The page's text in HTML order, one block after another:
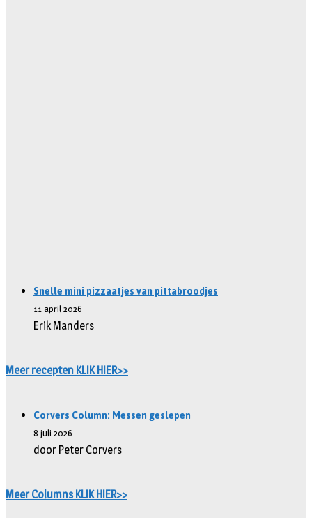
Snelle mini pizzaatjes van pittabroodjes
11 april 2026
Erik Manders
Meer recepten KLIK HIER>>
Corvers Column: Messen geslepen
8 juli 2026
door Peter Corvers
Meer Columns KLIK HIER>>